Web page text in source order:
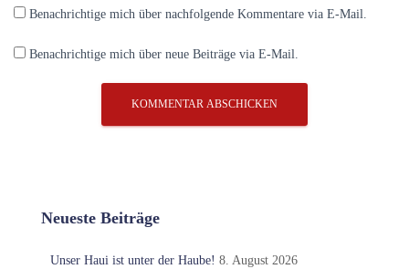
Benachrichtige mich über nachfolgende Kommentare via E-Mail.
Benachrichtige mich über neue Beiträge via E-Mail.
Neueste Beiträge
Unser Haui ist unter der Haube! 8. August 2026